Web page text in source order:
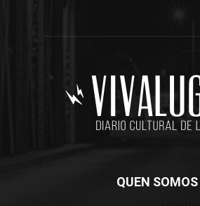
QUEN SOMOS